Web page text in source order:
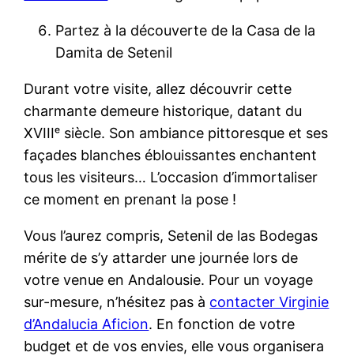
Partez à la découverte de la Casa de la
Damita de Setenil
Durant votre visite, allez découvrir cette
charmante demeure historique, datant du
XVIIIᵉ siècle. Son ambiance pittoresque et ses
façades blanches éblouissantes enchantent
tous les visiteurs… L’occasion d’immortaliser
ce moment en prenant la pose !
Vous l’aurez compris, Setenil de las Bodegas
mérite de s’y attarder une journée lors de
votre venue en Andalousie. Pour un voyage
sur-mesure, n’hésitez pas à contacter Virginie
d’Andalucia Aficion. En fonction de votre
budget et de vos envies, elle vous organisera